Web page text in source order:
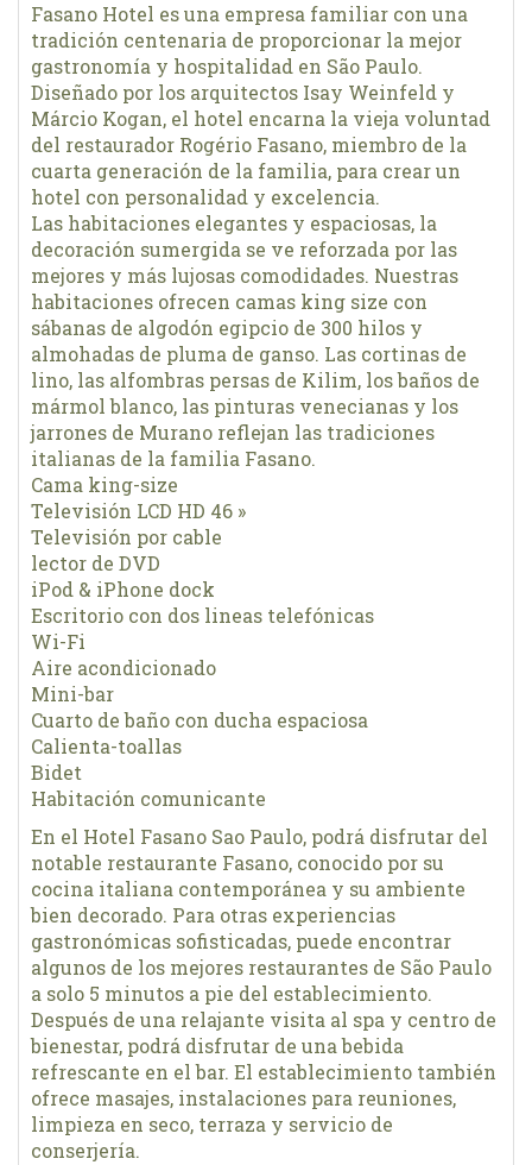
Fasano Hotel es una empresa familiar con una
tradición centenaria de proporcionar la mejor
gastronomía y hospitalidad en São Paulo.
Diseñado por los arquitectos Isay Weinfeld y
Márcio Kogan, el hotel encarna la vieja voluntad
del restaurador Rogério Fasano, miembro de la
cuarta generación de la familia, para crear un
hotel con personalidad y excelencia.
Las habitaciones elegantes y espaciosas, la
decoración sumergida se ve reforzada por las
mejores y más lujosas comodidades. Nuestras
habitaciones ofrecen camas king size con
sábanas de algodón egipcio de 300 hilos y
almohadas de pluma de ganso. Las cortinas de
lino, las alfombras persas de Kilim, los baños de
mármol blanco, las pinturas venecianas y los
jarrones de Murano reflejan las tradiciones
italianas de la familia Fasano.
Cama king-size
Televisión LCD HD 46 »
Televisión por cable
lector de DVD
iPod & iPhone dock
Escritorio con dos lineas telefónicas
Wi-Fi
Aire acondicionado
Mini-bar
Cuarto de baño con ducha espaciosa
Calienta-toallas
Bidet
Habitación comunicante
En el Hotel Fasano Sao Paulo, podrá disfrutar del
notable restaurante Fasano, conocido por su
cocina italiana contemporánea y su ambiente
bien decorado. Para otras experiencias
gastronómicas sofisticadas, puede encontrar
algunos de los mejores restaurantes de São Paulo
a solo 5 minutos a pie del establecimiento.
Después de una relajante visita al spa y centro de
bienestar, podrá disfrutar de una bebida
refrescante en el bar. El establecimiento también
ofrece masajes, instalaciones para reuniones,
limpieza en seco, terraza y servicio de
conserjería.